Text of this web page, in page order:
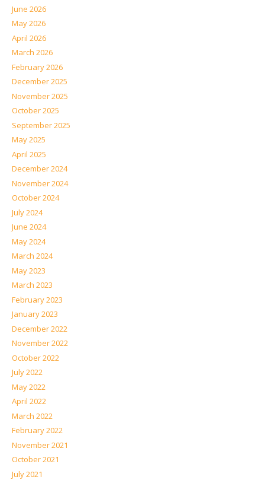
June 2026
May 2026
April 2026
March 2026
February 2026
December 2025
November 2025
October 2025
September 2025
May 2025
April 2025
December 2024
November 2024
October 2024
July 2024
June 2024
May 2024
March 2024
May 2023
March 2023
February 2023
January 2023
December 2022
November 2022
October 2022
July 2022
May 2022
April 2022
March 2022
February 2022
November 2021
October 2021
July 2021